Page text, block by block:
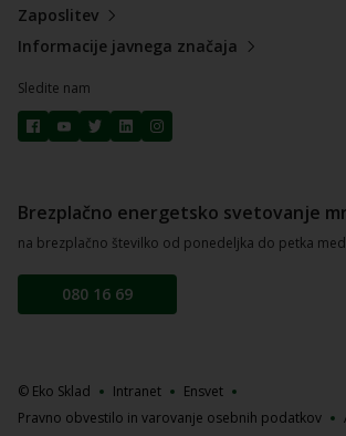
Zaposlitev
Informacije javnega značaja
Sledite nam
Brezplačno energetsko svetovanje
na brezplačno številko od ponedeljka do petka
080 16 69
© Eko Sklad Intranet
Ensvet
Pravno obvestilo in varovanje osebnih podatkov